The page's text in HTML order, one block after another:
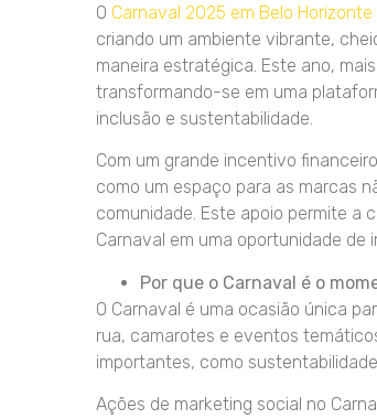
O Carnaval 2025 em Belo Horizonte
criando um ambiente vibrante,
maneira estratégica. Este ano,
transformando-se em uma
inclusão e sustentabilidade.
Com um grande incentivo
como um espaço para as marcas
comunidade. Este apoio permite a
Carnaval em uma oportunidade
Por que o Carnaval é o
O Carnaval é uma ocasião única
rua, camarotes e eventos
importantes, como
Ações de marketing social no